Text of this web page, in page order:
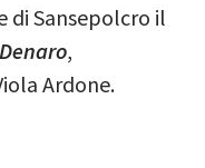
di Sansepolcro il
,
Ardone.